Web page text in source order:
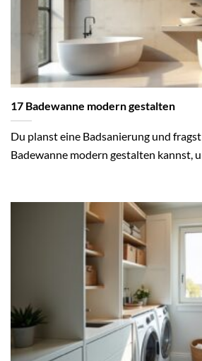
17 Badewanne modern gestalten
Du planst eine Badsanierung und
Badewanne modern gestalten kannst,